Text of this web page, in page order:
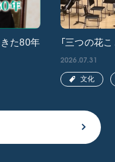
きた80年
「三つの花
2026.07.31
文化